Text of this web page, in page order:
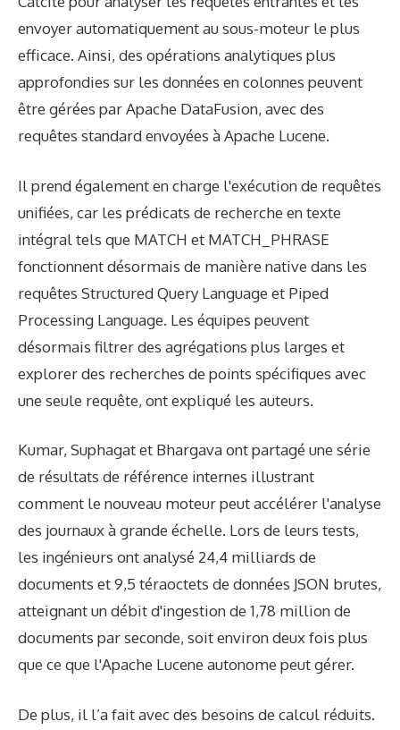
envoyer automatiquement au sous-moteur le plus
efficace. Ainsi, des opérations analytiques plus
approfondies sur les données en colonnes peuvent
être gérées par Apache DataFusion, avec des
requêtes standard envoyées à Apache Lucene.
Il prend également en charge l'exécution de requêtes
unifiées, car les prédicats de recherche en texte
intégral tels que MATCH et MATCH_PHRASE
fonctionnent désormais de manière native dans les
requêtes Structured Query Language et Piped
Processing Language. Les équipes peuvent
désormais filtrer des agrégations plus larges et
explorer des recherches de points spécifiques avec
une seule requête, ont expliqué les auteurs.
Kumar, Suphagat et Bhargava ont partagé une série
de résultats de référence internes illustrant
comment le nouveau moteur peut accélérer l'analyse
des journaux à grande échelle. Lors de leurs tests,
les ingénieurs ont analysé 24,4 milliards de
documents et 9,5 téraoctets de données JSON brutes,
atteignant un débit d'ingestion de 1,78 million de
documents par seconde, soit environ deux fois plus
que ce que l'Apache Lucene autonome peut gérer.
De plus, il l’a fait avec des besoins de calcul réduits.